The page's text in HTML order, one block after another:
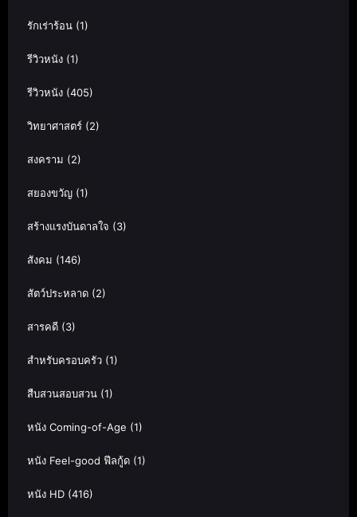
รักเร่าร้อน (1)
รีวิวหนัง (1)
รีวิวหนัง (405)
วิทยาศาสตร์ (2)
สงคราม (2)
สยองขวัญ (1)
สร้างแรงบันดาลใจ (3)
สังคม (146)
สัตว์ประหลาด (2)
สารคดี (3)
สำหรับครอบครัว (1)
สืบสวนสอบสวน (1)
หนัง Coming-of-Age (1)
หนัง Feel-good ฟีลกู้ด (1)
หนัง HD (416)